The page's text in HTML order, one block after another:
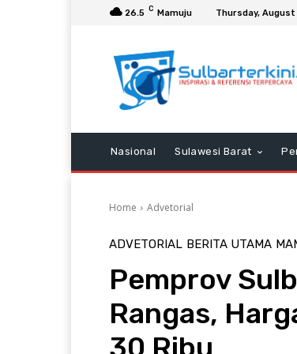
26.5 C Mamuju Thursday, August
Nasional Sulawesi Barat
Home Advetorial
ADVETORIAL BERITA UTAMA
Pemprov
Rangas,
30 Ribu